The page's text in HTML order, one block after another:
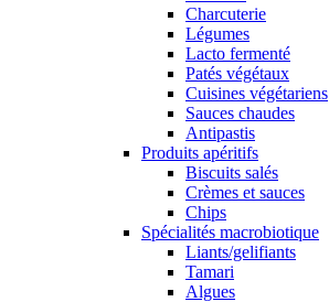
Charcuterie
Légumes
Lacto fermenté
Patés végétaux
Cuisines végétariens
Sauces chaudes
Antipastis
Produits apéritifs
Biscuits salés
Crèmes et sauces
Chips
Spécialités macrobiotique
Liants/gelifiants
Tamari
Algues